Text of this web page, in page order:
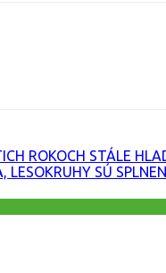
ROKOCH STÁLE
SÚ